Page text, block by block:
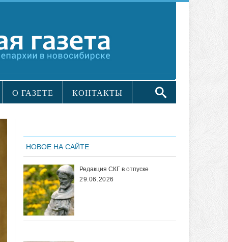
О ГАЗЕТЕ КОНТАКТЫ
НОВОЕ НА САЙТЕ
Редакция СКГ в отпуске
29.06.2026